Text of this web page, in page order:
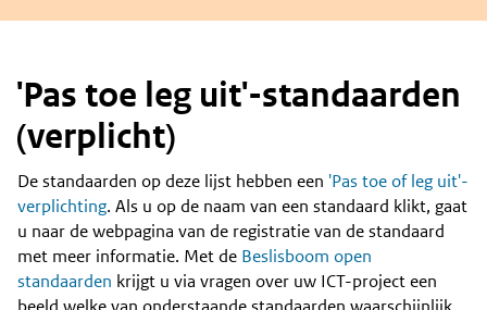
'Pas toe leg uit'-standaarden
(verplicht)
Content
De standaarden op deze lijst hebben een 'Pas toe of leg uit'-
verplichting. Als u op de naam van een standaard klikt, gaat
u naar de webpagina van de registratie van de standaard
met meer informatie. Met de Beslisboom open
standaarden krijgt u via vragen over uw ICT-project een